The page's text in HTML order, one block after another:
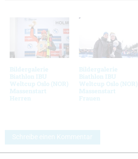
Bildergalerie
Biathlon IBU
Weltcup Oslo (NOR)
Massenstart
Herren
Bildergalerie
Biathlon IBU
Weltcup Oslo (NOR)
Massenstart
Frauen
Schreibe einen Kommentar